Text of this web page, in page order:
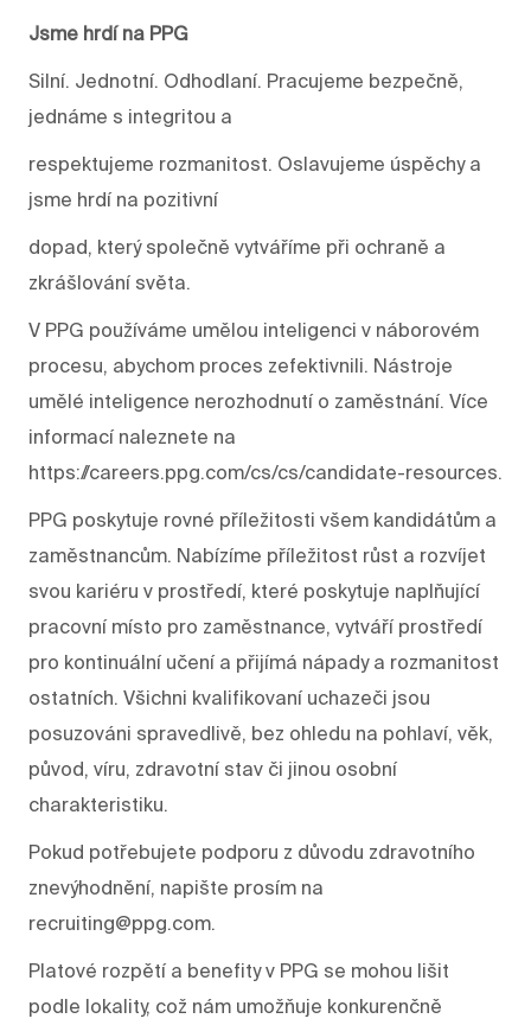
Jsme hrdí na PPG
Silní. Jednotní. Odhodlaní. Pracujeme bezpečně,
jednáme s integritou a
respektujeme rozmanitost. Oslavujeme úspěchy a
jsme hrdí na pozitivní
dopad, který společně vytváříme při ochraně a
zkrášlování světa.
V PPG používáme umělou inteligenci v náborovém
procesu, abychom proces zefektivnili. Nástroje
umělé inteligence nerozhodnutí o zaměstnání. Více
informací naleznete na
https://careers.ppg.com/cs/cs/candidate-resources.
PPG poskytuje rovné příležitosti všem kandidátům a
zaměstnancům. Nabízíme příležitost růst a rozvíjet
svou kariéru v prostředí, které poskytuje naplňující
pracovní místo pro zaměstnance, vytváří prostředí
pro kontinuální učení a přijímá nápady a rozmanitost
ostatních. Všichni kvalifikovaní uchazeči jsou
posuzováni spravedlivě, bez ohledu na pohlaví, věk,
původ, víru, zdravotní stav či jinou osobní
charakteristiku.
Pokud potřebujete podporu z důvodu zdravotního
znevýhodnění, napište prosím na
recruiting@ppg.com.
Platové rozpětí a benefity v PPG se mohou lišit
podle lokality, což nám umožňuje konkurenčně